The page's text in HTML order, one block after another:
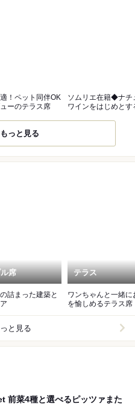
！ペット同伴OK
ーのテラス席
ソムリエ在籍◆ナチ
ワインをはじめとす
っと見る
席
詰まった建築と
テラス
ワンちゃんと一緒に
を愉しめるテラス席
と見る
前菜4種と選べるピッツァまた